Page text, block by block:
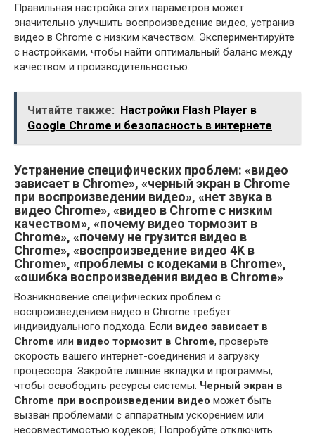
Правильная настройка этих параметров может
значительно улучшить воспроизведение видео, устранив
видео в Chrome с низким качеством. Экспериментируйте
с настройками, чтобы найти оптимальный баланс между
качеством и производительностью.
Читайте также: Настройки Flash Player в
Google Chrome и безопасность в интернете
Устранение специфических проблем: «видео
зависает в Chrome», «черный экран в Chrome
при воспроизведении видео», «нет звука в
видео Chrome», «видео в Chrome с низким
качеством», «почему видео тормозит в
Chrome», «почему не грузится видео в
Chrome», «воспроизведение видео 4K в
Chrome», «проблемы с кодеками в Chrome»,
«ошибка воспроизведения видео в Chrome»
Возникновение специфических проблем с
воспроизведением видео в Chrome требует
индивидуального подхода. Если видео зависает в
Chrome или видео тормозит в Chrome, проверьте
скорость вашего интернет-соединения и загрузку
процессора. Закройте лишние вкладки и программы,
чтобы освободить ресурсы системы. Черный экран в
Chrome при воспроизведении видео может быть
вызван проблемами с аппаратным ускорением или
несовместимостью кодеков; Попробуйте отключить